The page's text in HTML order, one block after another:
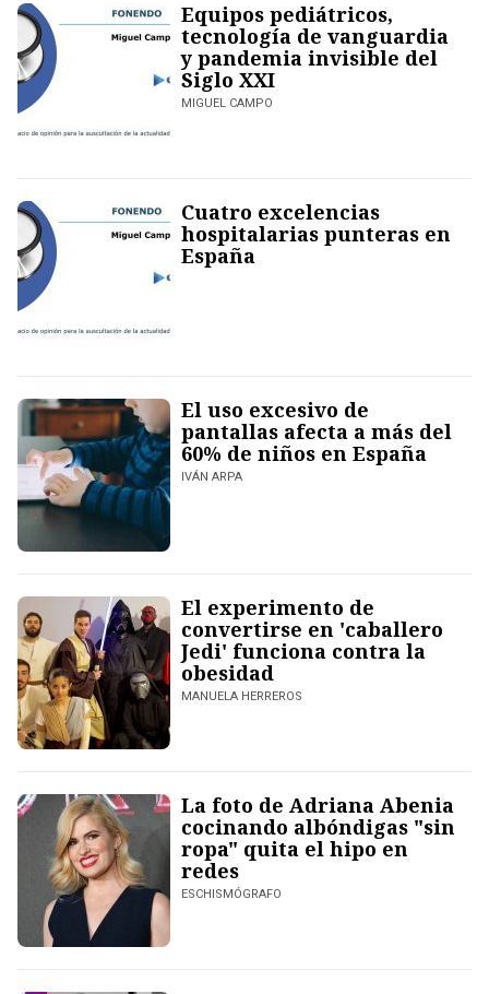
Equipos pediátricos,
tecnología de vanguardia
y pandemia invisible del
Siglo XXI
MIGUEL CAMPO
Cuatro excelencias
hospitalarias punteras en
España
El uso excesivo de
pantallas afecta a más del
60% de niños en España
IVÁN ARPA
El experimento de
convertirse en 'caballero
Jedi' funciona contra la
obesidad
MANUELA HERREROS
La foto de Adriana Abenia
cocinando albóndigas "sin
ropa" quita el hipo en
redes
ESCHISMÓGRAFO